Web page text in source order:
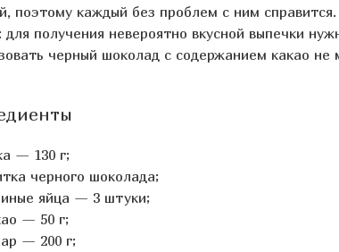
поэтому каждый без проблем с ним
для получения невероятно вкусной выпечки
черный шоколад с содержанием какао не
— 130 г;
черного шоколада;
яйца — 3 штуки;
— 50 г;
— 200 г;